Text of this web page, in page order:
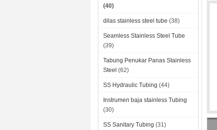
(40)
dilas stainless steel tube (38)
Seamless Stainless Steel Tube
(39)
Tabung Penukar Panas Stainless
Steel (62)
SS Hydraulic Tubing (44)
Instrumen baja stainless Tubing
(30)
SS Sanitary Tubing (31)